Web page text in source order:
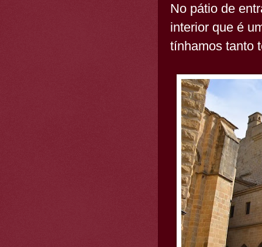
No pátio de
interior que é
tínhamos tanto